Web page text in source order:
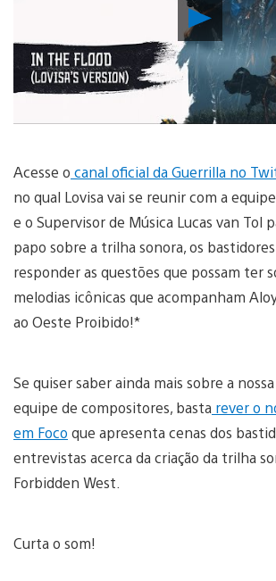
Vídeo
Acesse o canal oficial da Guerrilla no
no qual Lovisa vai se reunir com a
e o Supervisor de Música Lucas van Tol
papo sobre a trilha sonora, os
responder as questões que possam ter
melodias icônicas que acompanham
ao Oeste Proibido!*
Se quiser saber ainda mais sobre a
equipe de compositores, basta rever o
em Foco que apresenta cenas dos
entrevistas acerca da criação da trilha
Forbidden West.
Curta o som!